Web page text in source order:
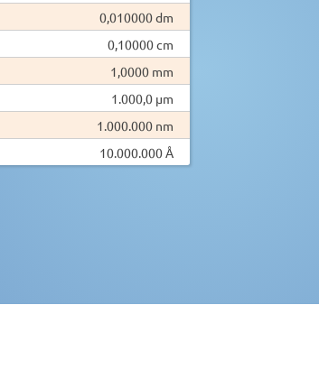
0,010000 dm
0,10000 cm
1,0000 mm
1.000,0 µm
1.000.000 nm
10.000.000 Å